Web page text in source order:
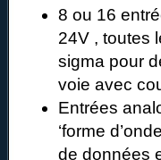
8 ou 16
24V , toutes
sigma pour
voie avec
Entrées
‘forme
de données